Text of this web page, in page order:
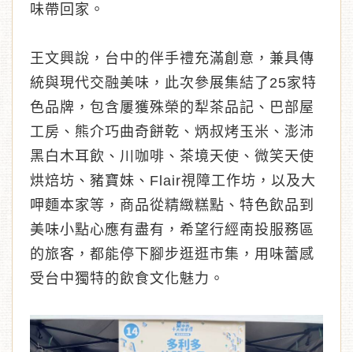
味帶回家。
王文興說，台中的伴手禮充滿創意，兼具傳
統與現代交融美味，此次參展集結了25家特
色品牌，包含屢獲殊榮的犁茶品記、巴部屋
工房、熊介巧曲奇餅乾、炳叔烤玉米、澎沛
黑白木耳飲、川咖啡、茶境天使、微笑天使
烘焙坊、豬寶妹、Flair視障工作坊，以及大
呷麵本家等，商品從精緻糕點、特色飲品到
美味小點心應有盡有，希望行經南投服務區
的旅客，都能停下腳步逛逛市集，用味蕾感
受台中獨特的飲食文化魅力。